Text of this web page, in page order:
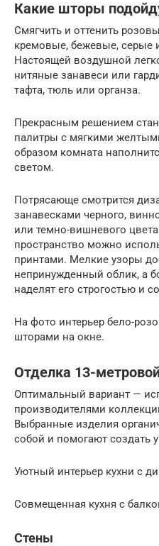
Какие шторы
Смягчить и оттенить
кремовые, бежевые,
Настоящей воздушной
нитяные занавеси или
тафта, тюль или органза.
Прекрасным решением
палитры с мягкими
образом комната
светом.
Потрясающе смотрится
занавесками черного,
или темно-вишневого
пространство можно
принтами. Мелкие узоры
непринужденный облик, а
наделят его строгостью и
На фото интерьер бело-
шторами на окне.
Отделка 13-
Оптимальный вариант —
производителями
Выбранные изделия
собой и помогают создать
Уютный интерьер кухни с
Совмещенная кухня с
Стены